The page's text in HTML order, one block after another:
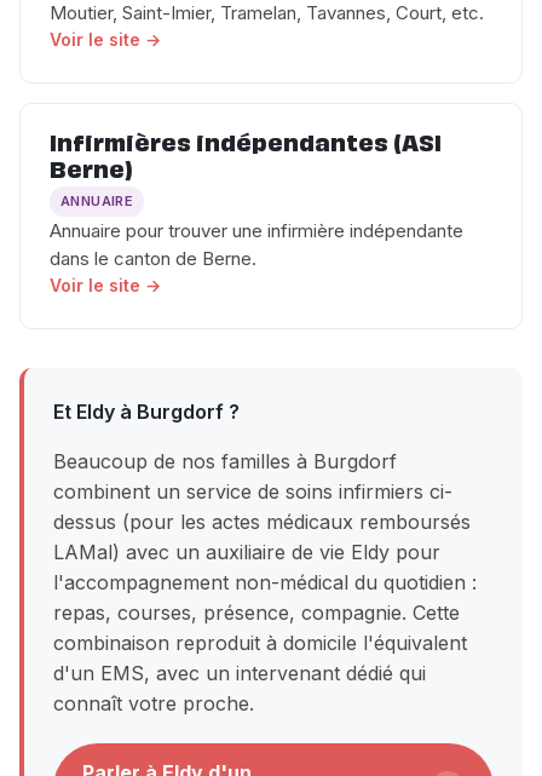
Moutier, Saint-Imier, Tramelan, Tavannes, Court, etc.
Voir le site →
Infirmières indépendantes (ASI
Berne)
ANNUAIRE
Annuaire pour trouver une infirmière indépendante
dans le canton de Berne.
Voir le site →
Et Eldy à Burgdorf ?
Beaucoup de nos familles à Burgdorf
combinent un service de soins infirmiers ci-
dessus (pour les actes médicaux remboursés
LAMal) avec un auxiliaire de vie Eldy pour
l'accompagnement non-médical du quotidien :
repas, courses, présence, compagnie. Cette
combinaison reproduit à domicile l'équivalent
d'un EMS, avec un intervenant dédié qui
connaît votre proche.